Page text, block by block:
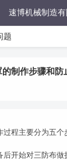
速博机械制造有
题
的制作步骤和防
过程主要分为五个
开始对三防布做